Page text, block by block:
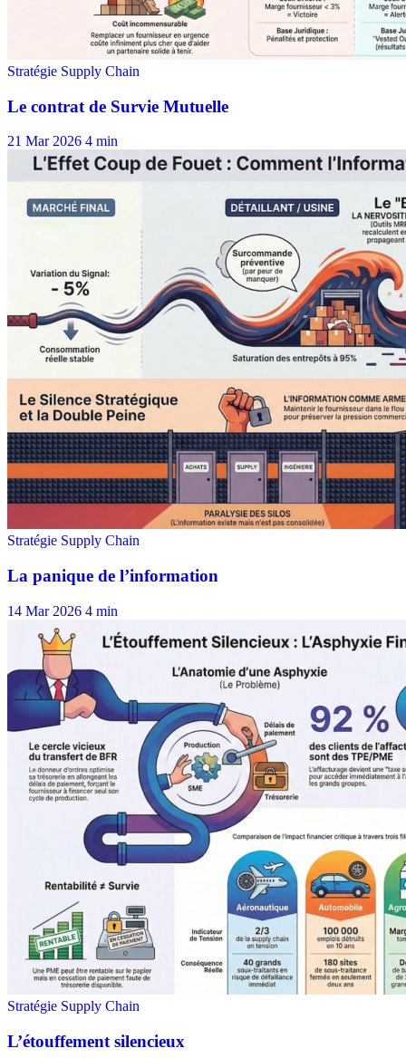
21 Mar 2026 4 min
14 Mar 2026 4 min